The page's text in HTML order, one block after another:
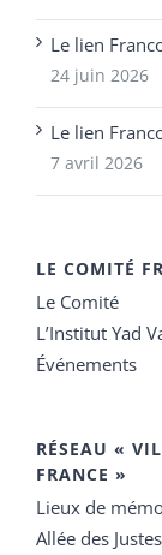
Le lien
24 juin 2026
Le lien
7 avril 2026
LE COMITÉ
Le Comité
L’Institut Yad
Événements
RÉSEAU «
FRANCE »
Lieux de
Allée des